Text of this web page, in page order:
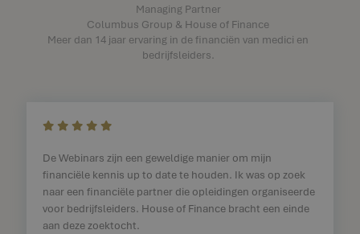
Managing Partner
Columbus Group & House of Finance
Meer dan 14 jaar ervaring in de financiën van medici en
bedrijfsleiders.
    
De Webinars zijn een geweldige manier om mijn
financiële kennis up to date te houden. Ik was op zoek
naar een financiële partner die opleidingen organiseerde
voor bedrijfsleiders. House of Finance bracht een einde
aan deze zoektocht.